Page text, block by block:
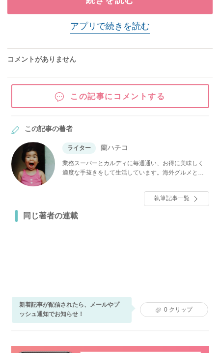
アプリで続きを読む
コメントがありません
この記事にコメントする
この記事の著者
ライター 蘭ハチコ
業務スーパーとカルディに毎週通い、お得に美味しく
適度な手抜きをして生活しています。海外グルメとお
しいものは人を幸せにする」と信じています。毎日が
ちょっと幸せに過ごせる、お得で美味しい素敵なモノ
をご紹介します♪
執筆記事一覧
同じ著者の連載
新着記事が配信されたら、メールやプ
ッシュ通知でお知らせ！
0 クリップ